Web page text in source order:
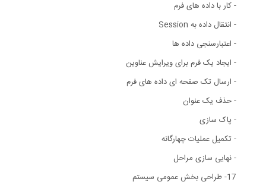
- کار با داده های فرم
- انتقال داده به Session
- اعتبارسنجی داده ها
- ایجاد یک فرم برای ویرایش عناوین
- ارسال تک صفحه ای داده های فرم
- حذف یک عنوان
- پاک سازی
- تکمیل عملیات چهارگانه
- نهایی سازی مراحل
17- طراحی بخش عمومی سیستم